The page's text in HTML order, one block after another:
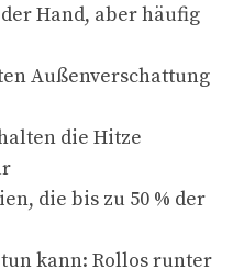
Hand, aber häufig
Außenverschattung
die Hitze
die bis zu 50 % der
kann: Rollos runter